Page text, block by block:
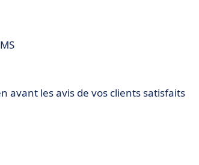
avant les avis de vos clients satisfaits